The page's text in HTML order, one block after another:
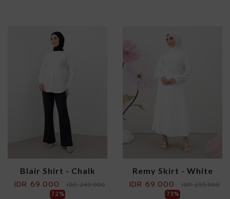
Blair Shirt - Chalk
IDR 69.000
IDR 249.000
72%
Remy Skirt - White
IDR 69.000
IDR 255.000
73%